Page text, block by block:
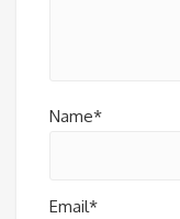
Name*
Email*